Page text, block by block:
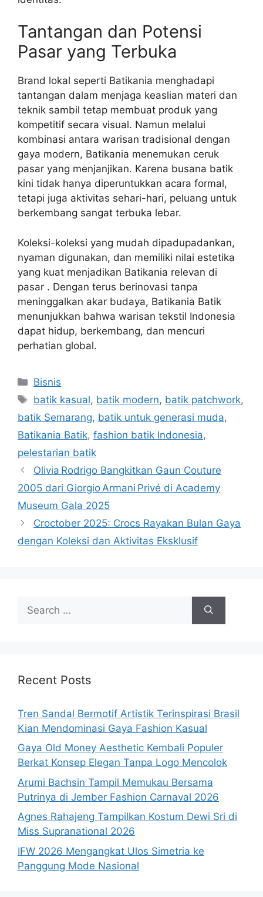
Tantangan dan Potensi
Pasar yang Terbuka
Brand lokal seperti Batikania menghadapi
tantangan dalam menjaga keaslian materi dan
teknik sambil tetap membuat produk yang
kompetitif secara visual. Namun melalui
kombinasi antara warisan tradisional dengan
gaya modern, Batikania menemukan ceruk
pasar yang menjanjikan. Karena busana batik
kini tidak hanya diperuntukkan acara formal,
tetapi juga aktivitas sehari-hari, peluang untuk
berkembang sangat terbuka lebar.
Koleksi-koleksi yang mudah dipadupadankan,
nyaman digunakan, dan memiliki nilai estetika
yang kuat menjadikan Batikania relevan di
pasar . Dengan terus berinovasi tanpa
meninggalkan akar budaya, Batikania Batik
menunjukkan bahwa warisan tekstil Indonesia
dapat hidup, berkembang, dan mencuri
perhatian global.
Categories
Bisnis
Tags
batik kasual, batik modern, batik patchwork,
batik Semarang, batik untuk generasi muda,
Batikania Batik, fashion batik Indonesia,
pelestarian batik
Olivia Rodrigo Bangkitkan Gaun Couture
2005 dari Giorgio Armani Privé di Academy
Museum Gala 2025
Croctober 2025: Crocs Rayakan Bulan Gaya
dengan Koleksi dan Aktivitas Eksklusif
for:
Recent Posts
Tren Sandal Bermotif Artistik Terinspirasi Brasil
Kian Mendominasi Gaya Fashion Kasual
Gaya Old Money Aesthetic Kembali Populer
Berkat Konsep Elegan Tanpa Logo Mencolok
Arumi Bachsin Tampil Memukau Bersama
Putrinya di Jember Fashion Carnaval 2026
Agnes Rahajeng Tampilkan Kostum Dewi Sri di
Miss Supranational 2026
IFW 2026 Mengangkat Ulos Simetria ke
Panggung Mode Nasional